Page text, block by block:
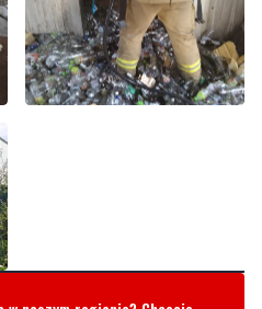
naszym regionie? Chcecie
tematem? Czekamy na
kontaktować się z naszą
także pod numerem